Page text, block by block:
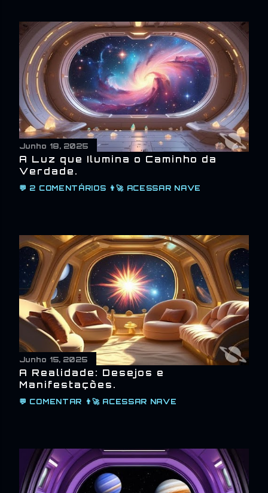
Junho 18, 2025
A Luz que Ilumina o Caminho da
Verdade.
💬 2 COMENTÁRIOS 👨‍🚀 ACESSAR NAVE
Junho 15, 2025
A Realidade: Desejos e
Manifestações.
💬 COMENTAR 👨‍🚀 ACESSAR NAVE